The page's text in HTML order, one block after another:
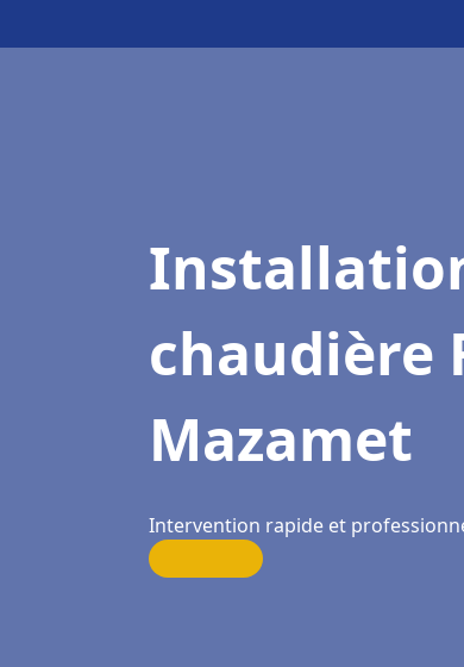
chaudière
Mazamet
Intervention rapide et